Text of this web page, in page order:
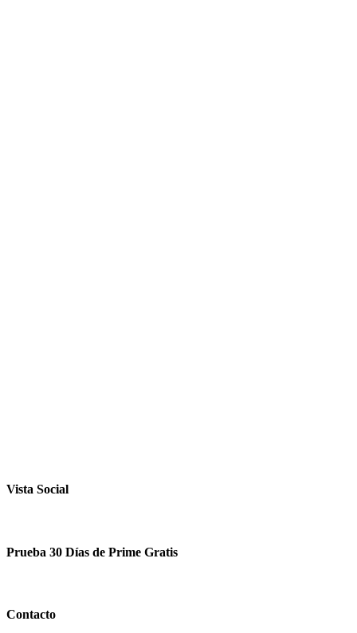
Vista Social
Prueba 30 Días de Prime Gratis
Contacto